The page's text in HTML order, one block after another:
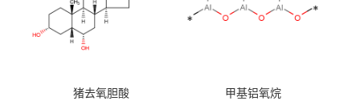
猪去氧胆酸 甲基铝氧烷